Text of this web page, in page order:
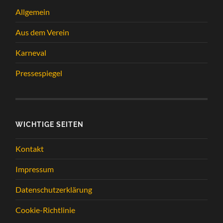
Allgemein
Aus dem Verein
Karneval
Pressespiegel
WICHTIGE SEITEN
Kontakt
Impressum
Datenschutzerklärung
Cookie-Richtlinie